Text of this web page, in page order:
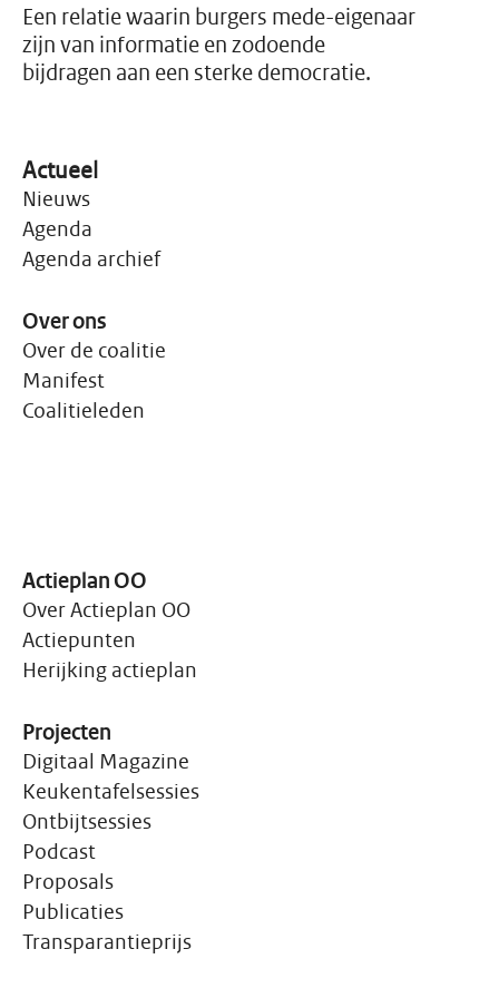
rond de armoedegrens.
Een relatie waarin burgers mede-eigenaar
zijn van informatie en zodoende
bijdragen aan een sterke democratie.
Actueel
Nieuws
Agenda
Agenda archief
Over ons
Over de coalitie
Manifest
Coalitieleden
Actieplan OO
Over Actieplan OO
Actiepunten
Herijking actieplan
Projecten
Digitaal Magazine
Keukentafelsessies
Ontbijtsessies
Podcast
Proposals
Publicaties
Transparantieprijs